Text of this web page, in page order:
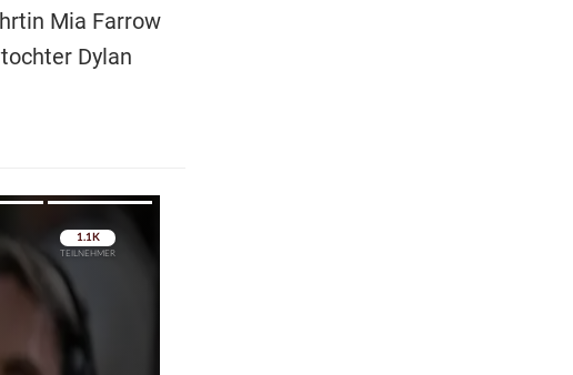
Mia Farrow
Dylan
Überspringen